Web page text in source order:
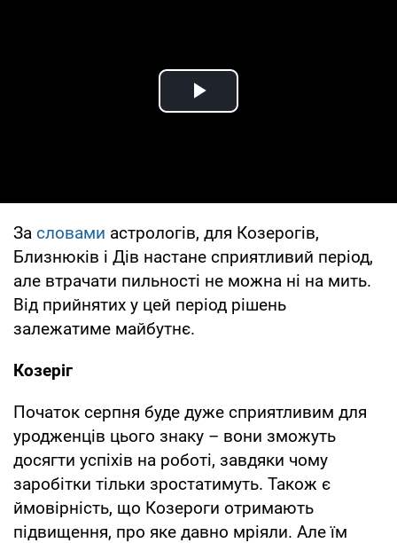
Play Video
За словами астрологів, для Козерогів,
Близнюків і Дів настане сприятливий період,
але втрачати пильності не можна ні на мить.
Від прийнятих у цей період рішень
залежатиме майбутнє.
Козеріг
Початок серпня буде дуже сприятливим для
уродженців цього знаку – вони зможуть
досягти успіхів на роботі, завдяки чому
заробітки тільки зростатимуть. Також є
ймовірність, що Козероги отримають
підвищення, про яке давно мріяли. Але їм